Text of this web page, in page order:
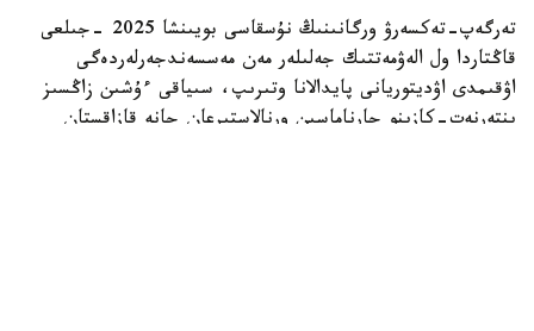
تەرگەپ-تەكسەرۋ ورگانىنىڭ نۇسقاسى بويىنشا 2025 -جىلعى
قاڭتاردا ول الەۋمەتتىك جەلىلەر مەن مەسسەندجەرلەردەگى
اۋقىمدى اۋديتوريانى پايدالانا وتىرىپ، سىياقى ءۇشىن زاڭسىز
ينتەرنەت-كازينو جارناماسىن ورنالاستىرعان جانە قازاقستان